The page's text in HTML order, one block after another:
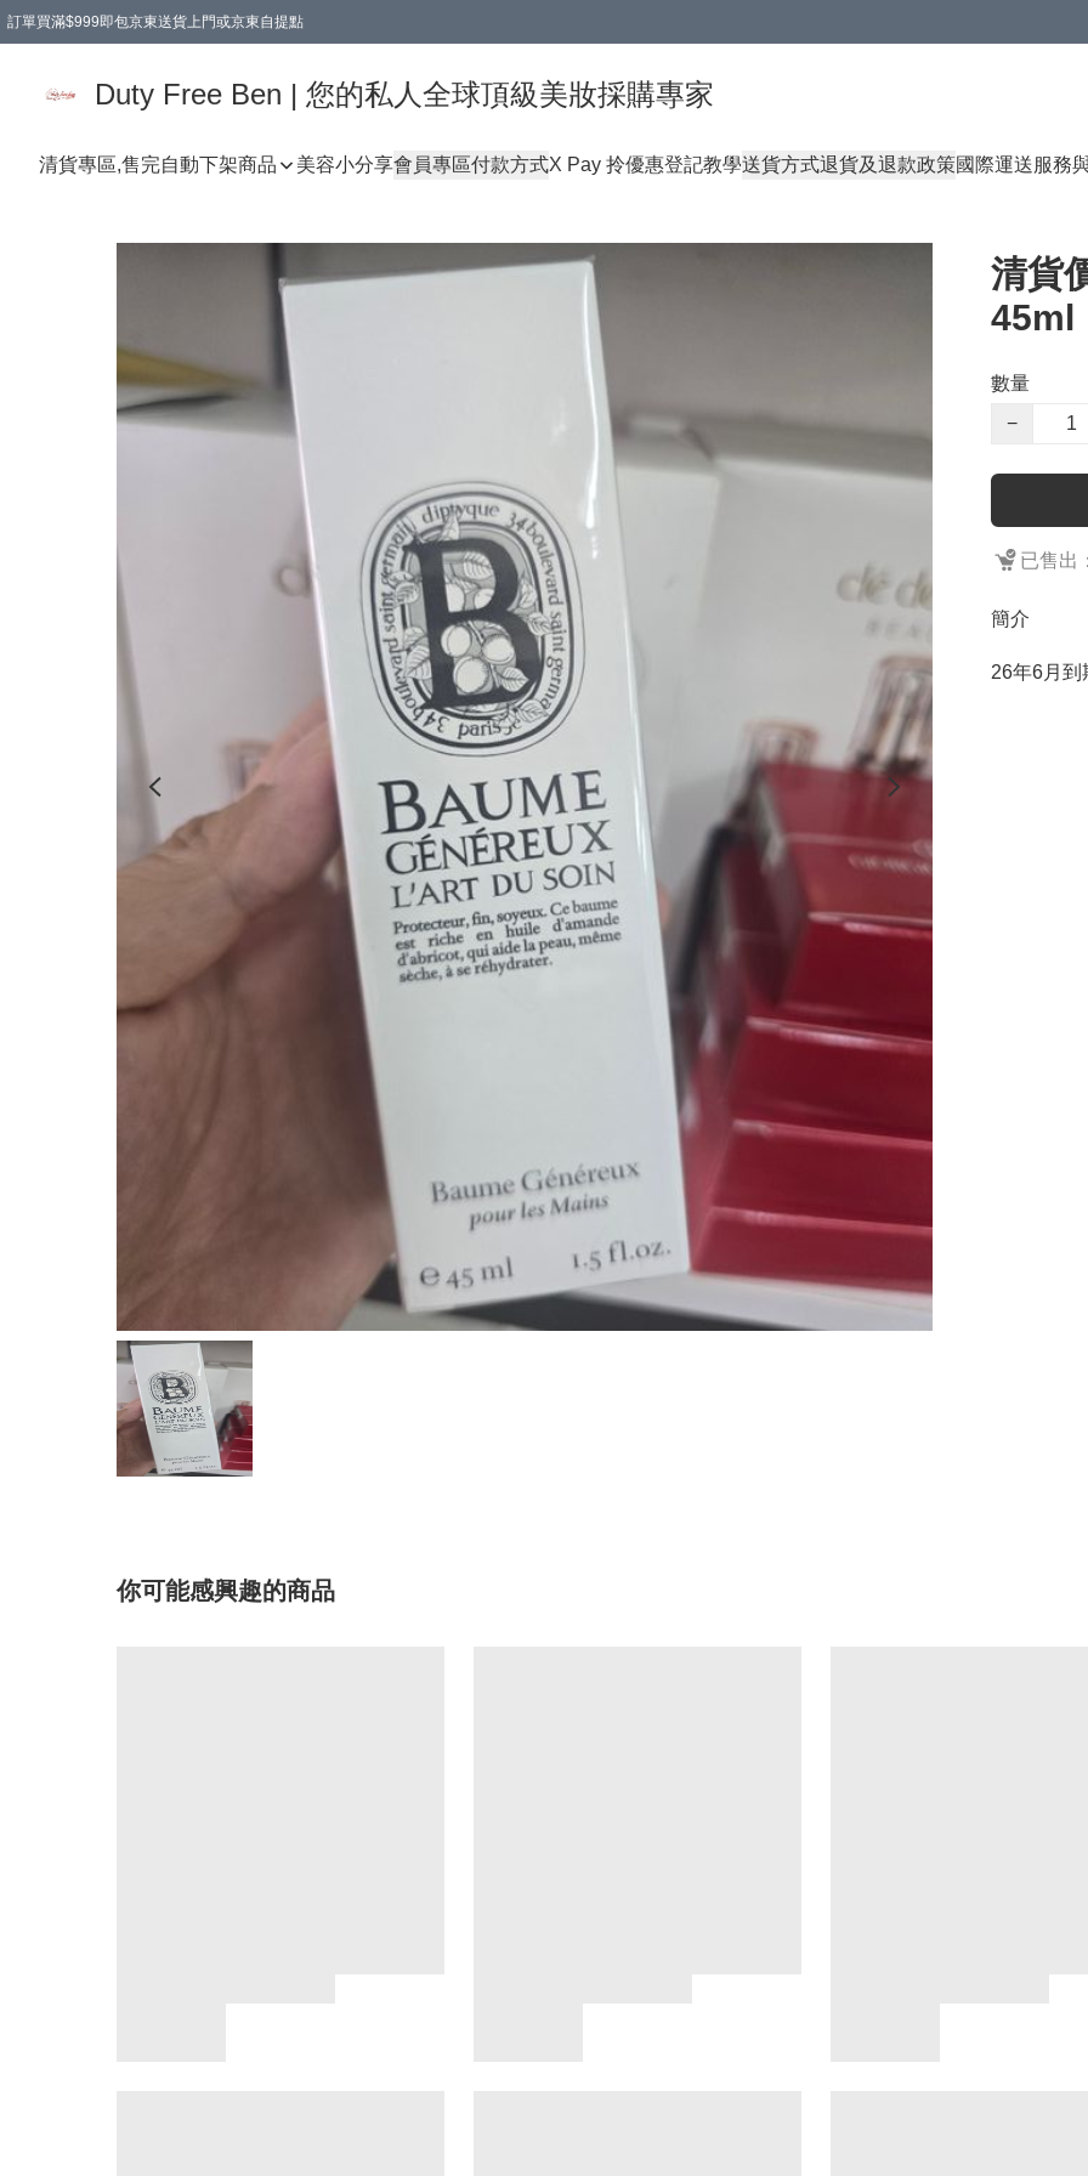
訂單買滿$999即包京東送貨上門或京東自提點
Duty Free Ben | 您的私人全球頂級美妝採購專家
清貨專區,售完自動下架商品 美容小分享會員專區付款方式X Pay 拎優惠登記教學送貨方式退貨及退款政策國際運送服務
清貨
45ml
數量
−
已售出
簡介
26年6月到
你可能感興趣的商品